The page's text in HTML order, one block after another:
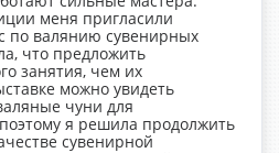
меня пригласили
по валянию сувенирных
что предложить
занятия, чем их
можно увидеть
чуни для
я решила продолжить
сувенирной